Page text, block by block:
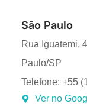
São Paulo
Rua Iguatemi,
Paulo/SP
Telefone: +55
Ver no